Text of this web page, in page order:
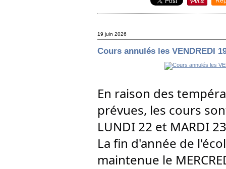
19 juin 2026
Cours annulés les VENDREDI
En raison des
prévues, les cours
LUNDI 22 et MARDI
La fin d'année de
maintenue le